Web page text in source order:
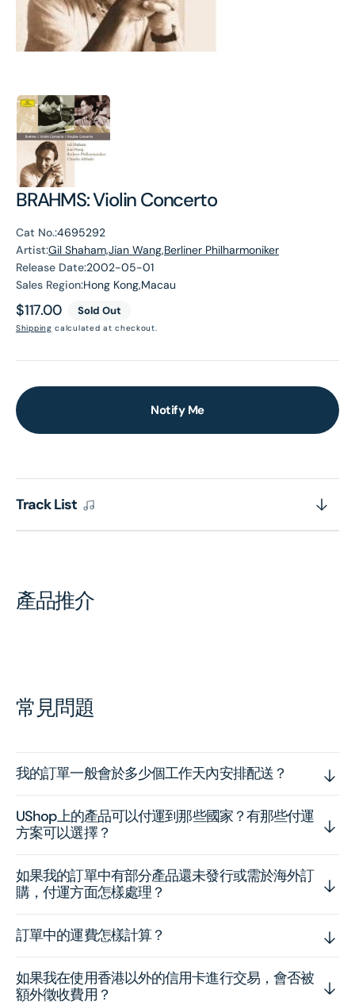
BRAHMS: Violin Concerto
Cat No.:4695292
Artist:Gil Shaham,Jian Wang,Berliner Philharmoniker
Release Date:2002-05-01
Sales Region:Hong Kong,Macau
Regular
price
$117.00 Sold Out
Shipping calculated at checkout.
Notify Me
Track List
產品推介
常見問題
我的訂單一般會於多少個工作天內安排配送？
UShop上的產品可以付運到那些國家？有那些付運
方案可以選擇？
如果我的訂單中有部分產品還未發行或需於海外訂
購，付運方面怎樣處理？
訂單中的運費怎樣計算？
如果我在使用香港以外的信用卡進行交易，會否被
額外徵收費用？